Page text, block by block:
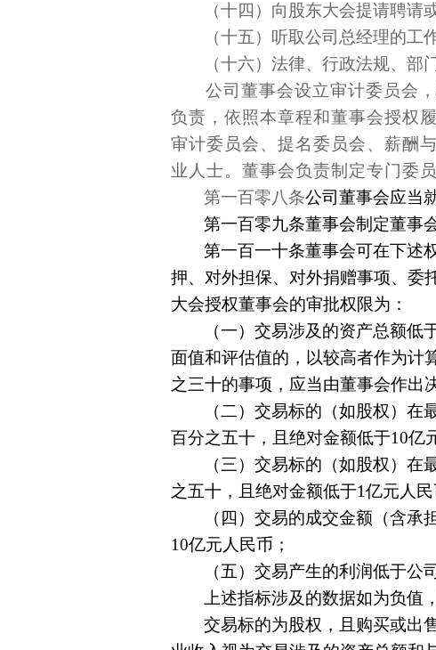
（十四）向股东大会提请聘请
（十五）听取公司总经理的工
（十六）法律、行政法规、部
公司董事会设立审计委员会
负责，依照本章程和董事会授权
审计委员会、提名委员会、薪酬
业人士。董事会负责制定专门委
第一百零八条公司董事会应当
第一百零九条董事会制定董事
第一百一十条董事会可在下述
押、对外担保、对外捐赠事项、委
大会授权董事会的审批权限为：
（一）交易涉及的资产总额
面值和评估值的，以较高者作为计
之三十的事项，应当由董事会作出
（二）交易标的（如股权）
百分之五十，且绝对金额低于10亿
（三）交易标的（如股权）
之五十，且绝对金额低于1亿元人民
（四）交易的成交金额（含
10亿元人民币；
（五）交易产生的利润低于公
上述指标涉及的数据如为负值
交易标的为股权，且购买或出